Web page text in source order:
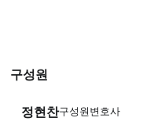
구성원
정현찬구성원변호사